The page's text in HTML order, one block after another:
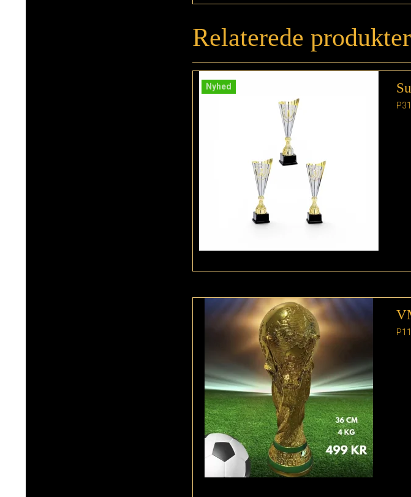
Relaterede produkter
Nyhed